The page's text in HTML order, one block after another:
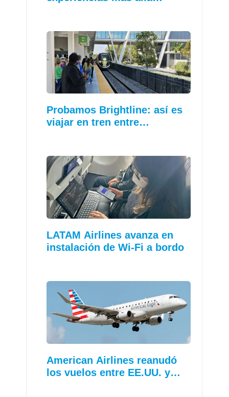
Probamos Brightline: así es
viajar en tren entre…
LATAM Airlines avanza en
instalación de Wi-Fi a bordo
American Airlines reanudó
los vuelos entre EE.UU. y…